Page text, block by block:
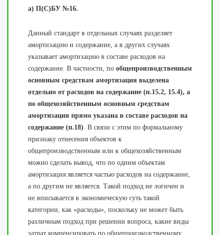
а) П(С)БУ №16.
Данный стандарт в отдельных случаях разделяет
амортизацию и содержание, а в других случаях
указывает амортизацию в составе расходов на
содержание. В частности, по общепроизводственным
основным средствам амортизация выделена
отдельно от расходов на содержание (п.15.2, 15.4), а
по общехозяйственным основным средствам
амортизация прямо указана в составе расходов на
содержание (п.18). В связи с этим по формальному
признаку отнесения объектов к
общепроизводственным или к общехозяйственным
можно сделать вывод, что по одним объектам
амортизация является частью расходов на содержание,
а по другим не является. Такой подход не логичен и
не вписывается в экономическую суть такой
категории, как «расходы», поскольку не может быть
различным подход при решении вопроса, какие виды
затрат компенсировать по общепроизводственному